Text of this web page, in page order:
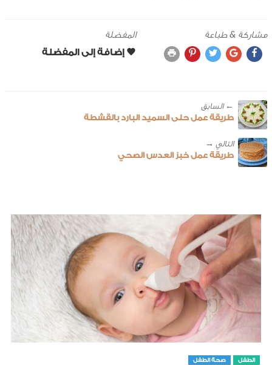
مشاركة & طباعة المفضلة
← ‎السابق
طريقة عمل حلى السميد البارد بالقشطة
طريقة عمل خبز العدس الصحي
الطفل صحة الطفل